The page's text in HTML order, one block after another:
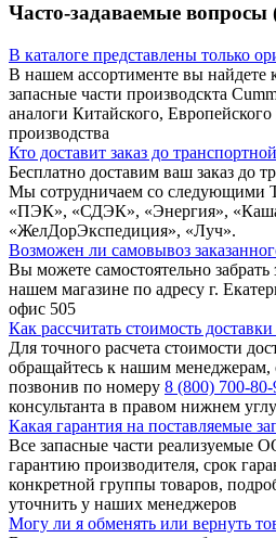
Часто-задаваемые вопросы
В каталоге представлены только
В нашем ассортименте вы найдете
запасные части производскта
аналоги Китайского,
производства
Кто доставит заказ до
Бесплатно доставим ваш заказ до
Мы сотрудничаем со следующими
«ПЭК», «СДЭК», «Энергия»,
«ЖелДорЭкспедиция», «Луч».
Возможен ли самовывоз
Вы можете самостоятельно забрать
нашем магазине по адресу г.
офис 505
Как рассчитать стоимость
Для точного расчета стоимости
обращайтесь к нашим менеджерам,
позвонив по номеру 8 (800) 700-80-
консультанта в правом нижнем
Какая гарантия на поставляемые
Все запасные части реализуемые
гарантию производителя, срок
конкретной группы товаров,
уточнить у наших менеджеров
Могу ли я обменять или вернуть